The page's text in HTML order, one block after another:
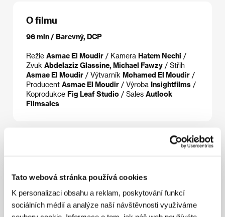
Tato webová stránka používá cookies
K personalizaci obsahu a reklam, poskytování funkcí
sociálních médií a analýze naší návštěvnosti využíváme
O filmu
96 min / Barevný, DCP
Režie Asmae El Moudir / Kamera Hatem Nechi /
Zvuk Abdelaziz Glassine, Michael Fawzy / Střih
Asmae El Moudir / Výtvarník Mohamed El Moudir /
Producent Asmae El Moudir / Výroba Insightfilms /
Koprodukce Fig Leaf Studio / Sales Autlook
Filmsales